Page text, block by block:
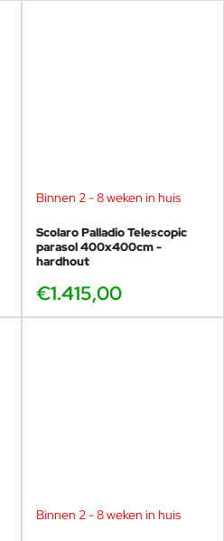
Binnen 2 - 8 weken in huis
Scolaro Palladio Telescopic
parasol 400x400cm -
hardhout
€1.415,00
Binnen 2 - 8 weken in huis